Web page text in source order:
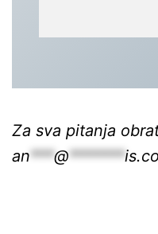
Za sva pitanja
an***@*******